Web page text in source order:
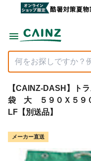
【CAINZ-DASH】ト
袋 大 ５９０Ｘ５９
LF【別送品】
メーカー直送